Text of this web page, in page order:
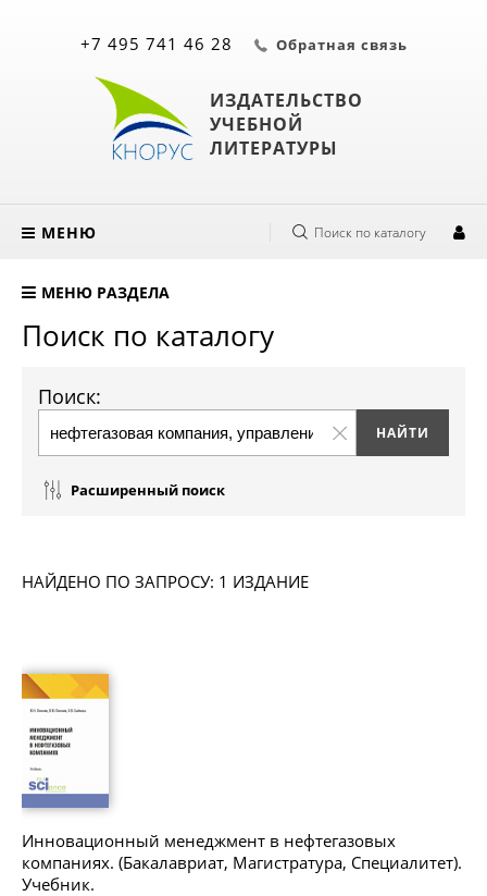
ИЗДАТЕЛЬСТВО
УЧЕБНОЙ
ЛИТЕРАТУРЫ
+7 495 741 46 28 Обратная связь
МЕНЮ Поиск по каталогу
МЕНЮ РАЗДЕЛА
Поиск по каталогу
Поиск:
Расширенный поиск
НАЙДЕНО ПО ЗАПРОСУ: 1 ИЗДАНИЕ
Инновационный менеджмент в нефтегазовых
компаниях. (Бакалавриат, Магистратура, Специалитет).
Учебник.